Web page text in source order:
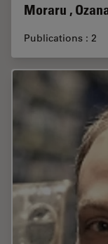
Moraru ,
Publications : 2